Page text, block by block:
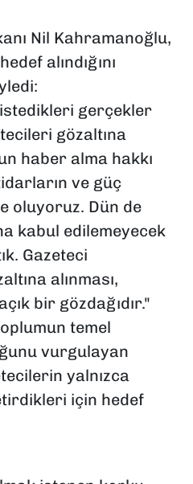
Nil Kahramanoğlu,
alındığını
gerçekler
gözaltına
haber alma hakkı
ve güç
oluyoruz. Dün de
kabul edilemeyecek
Gazeteci
alınması,
bir gözdağıdır."
temel
vurgulayan
yalnızca
için hedef